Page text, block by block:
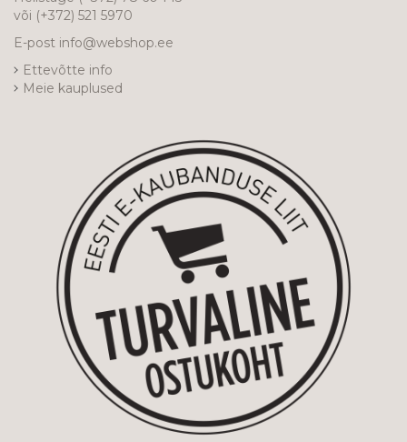
või (+372) 521 5970
E-post info@webshop.ee
Ettevõtte info
Meie kauplused